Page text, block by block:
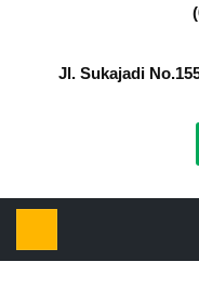
Jl. Sukajadi